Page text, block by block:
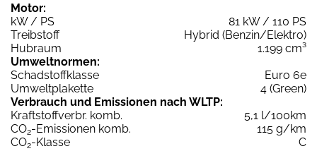
Motor:
kW / PS
81 kW / 110 PS
Treibstoff
Hybrid (Benzin/Elektro)
Hubraum
1.199 cm³
Umweltnormen:
Schadstoffklasse
Euro 6e
Umweltplakette
4 (Green)
Verbrauch und Emissionen nach WLTP:
Kraftstoffverbr. komb.
5,1 l/100km
CO2-Emissionen komb.
115 g/km
CO2-Klasse
C